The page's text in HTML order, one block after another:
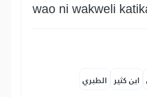
wao ni wakweli
ابن كثير الطبري